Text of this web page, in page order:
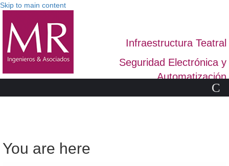
Skip to main content
Infraestructura Teatral
Seguridad Electrónica y
Automatización
C
You are here